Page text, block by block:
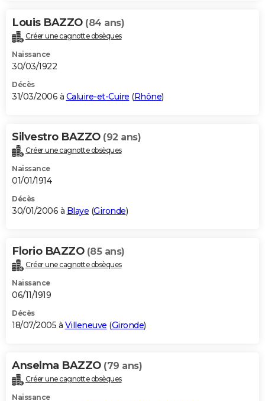
Louis BAZZO (84 ans)
Créer une cagnotte obsèques
Naissance
30/03/1922
Décès
31/03/2006 à Caluire-et-Cuire (Rhône)
Silvestro BAZZO (92 ans)
Créer une cagnotte obsèques
Naissance
01/01/1914
Décès
30/01/2006 à Blaye (Gironde)
Florio BAZZO (85 ans)
Créer une cagnotte obsèques
Naissance
06/11/1919
Décès
18/07/2005 à Villeneuve (Gironde)
Anselma BAZZO (79 ans)
Créer une cagnotte obsèques
Naissance